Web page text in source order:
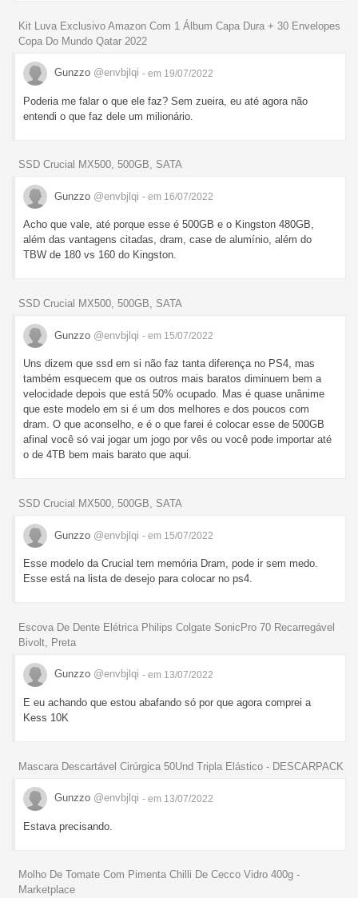
Kit Luva Exclusivo Amazon Com 1 Álbum Capa Dura + 30 Envelopes
Copa Do Mundo Qatar 2022
Gunzzo @envbjlqi - em 19/07/2022
Poderia me falar o que ele faz? Sem zueira, eu até agora não
entendi o que faz dele um milionário.
SSD Crucial MX500, 500GB, SATA
Gunzzo @envbjlqi - em 16/07/2022
Acho que vale, até porque esse é 500GB e o Kingston 480GB,
além das vantagens citadas, dram, case de alumínio, além do
TBW de 180 vs 160 do Kingston.
SSD Crucial MX500, 500GB, SATA
Gunzzo @envbjlqi - em 15/07/2022
Uns dizem que ssd em si não faz tanta diferença no PS4, mas
também esquecem que os outros mais baratos diminuem bem a
velocidade depois que está 50% ocupado. Mas é quase unânime
que este modelo em si é um dos melhores e dos poucos com
dram. O que aconselho, e é o que farei é colocar esse de 500GB
afinal você só vai jogar um jogo por vês ou você pode importar até
o de 4TB bem mais barato que aqui.
SSD Crucial MX500, 500GB, SATA
Gunzzo @envbjlqi - em 15/07/2022
Esse modelo da Crucial tem memória Dram, pode ir sem medo.
Esse está na lista de desejo para colocar no ps4.
Escova De Dente Elétrica Philips Colgate SonicPro 70 Recarregável
Bivolt, Preta
Gunzzo @envbjlqi - em 13/07/2022
E eu achando que estou abafando só por que agora comprei a
Kess 10K
Mascara Descartável Cirúrgica 50Und Tripla Elástico - DESCARPACK
Gunzzo @envbjlqi - em 13/07/2022
Estava precisando.
Molho De Tomate Com Pimenta Chilli De Cecco Vidro 400g -
Marketplace